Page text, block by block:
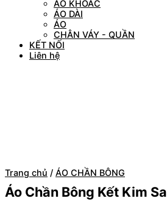
ÁO KHOÁC
ÁO DÀI
ÁO
CHÂN VÁY - QUẦN
KẾT NỐI
Liên hệ
Trang chủ / ÁO CHẦN BÔNG
Áo Chần Bông Kết Kim Sa